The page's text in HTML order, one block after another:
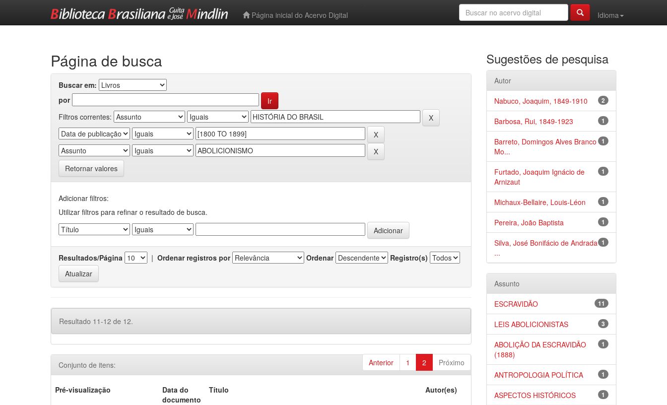
Página inicial do Acervo Digital
Idioma
Página de busca
Buscar em:
por
Filtros correntes:
Retornar valores
Adicionar filtros:
Utilizar filtros para refinar o resultado de busca.
Resultados/Página | Ordenar registros por Ordenar Registro(s)
Resultado 11-12 de 12.
Anterior 1 2 Próximo
Conjunto de itens:
Pré-visualização
Data do
documento
Título Autor(es)
Sugestões de pesquisa
Autor
2
Nabuco, Joaquim, 1849-1910
1
Barbosa, Rui, 1849-1923
1
Barreto, Domingos Alves Branco
Mo...
1
Furtado, Joaquim Ignácio de
Arnizaut
1
Michaux-Bellaire, Louis-Léon
1
Pereira, João Baptista
1
Silva, José Bonifácio de Andrada
...
Assunto
11
ESCRAVIDÃO
3
LEIS ABOLICIONISTAS
1
ABOLIÇÃO DA ESCRAVIDÃO
(1888)
1
ANTROPOLOGIA POLÍTICA
1
ASPECTOS HISTÓRICOS